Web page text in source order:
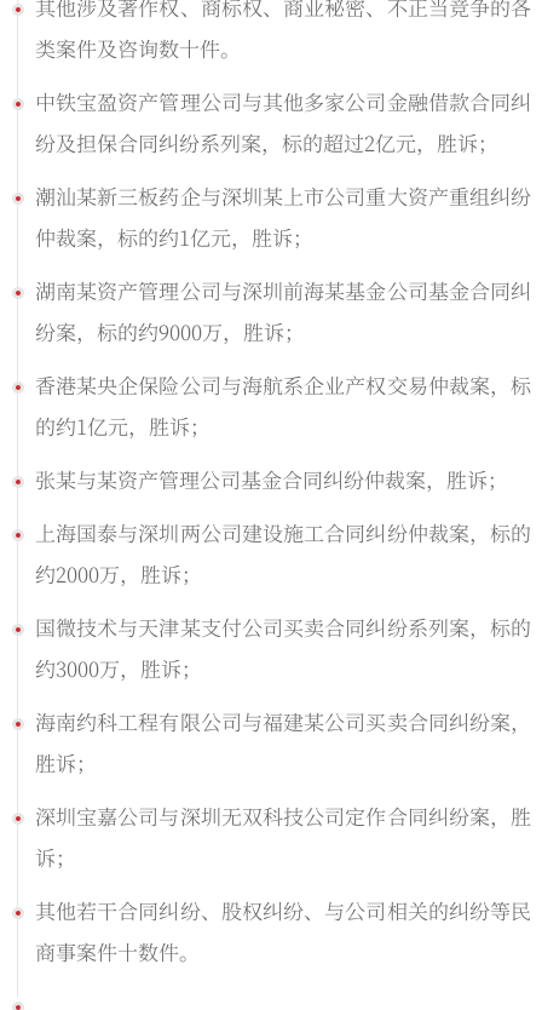
其他涉及著作权、商标权、商业秘密、不正当竞争的各
类案件及咨询数十件。
中铁宝盈资产管理公司与其他多家公司金融借款合同纠
纷及担保合同纠纷系列案，标的超过2亿元，胜诉；
潮汕某新三板药企与深圳某上市公司重大资产重组纠纷
仲裁案，标的约1亿元，胜诉；
湖南某资产管理公司与深圳前海某基金公司基金合同纠
纷案，标的约9000万，胜诉；
香港某央企保险公司与海航系企业产权交易仲裁案，标
的约1亿元，胜诉；
张某与某资产管理公司基金合同纠纷仲裁案，胜诉；
上海国泰与深圳两公司建设施工合同纠纷仲裁案，标的
约2000万，胜诉；
国微技术与天津某支付公司买卖合同纠纷系列案，标的
约3000万，胜诉；
海南约科工程有限公司与福建某公司买卖合同纠纷案，
胜诉；
深圳宝嘉公司与深圳无双科技公司定作合同纠纷案，胜
诉；
其他若干合同纠纷、股权纠纷、与公司相关的纠纷等民
商事案件十数件。